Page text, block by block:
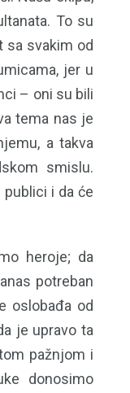
To su
sa svakim od
jer u
– oni su bili
tema nas je
a takva
smislu.
i da će
heroje; da
potreban
oslobađa od
je upravo ta
pažnjom i
donosimo